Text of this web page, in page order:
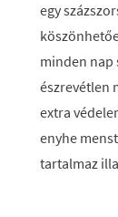
egy
minden nap
észrevétlen
extra
enyhe
tartalmaz